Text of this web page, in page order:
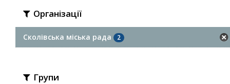
Організації
Сколівська міська рада 2
Групи